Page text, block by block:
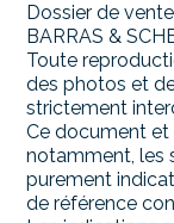
Dossier de
BARRAS &
Toute
des photos et
strictement
Ce document et
notamment, les
purement
de référence